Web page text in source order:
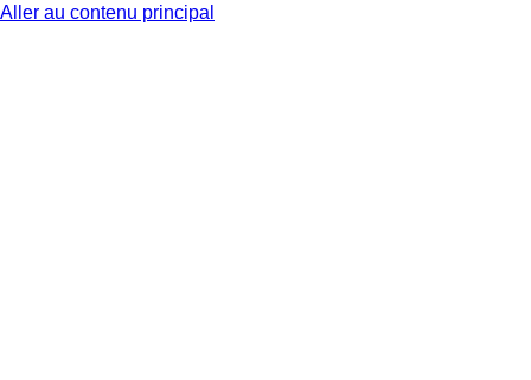
Aller au contenu principal